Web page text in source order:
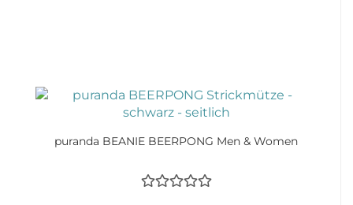
puranda BEANIE BEERPONG Men & Women